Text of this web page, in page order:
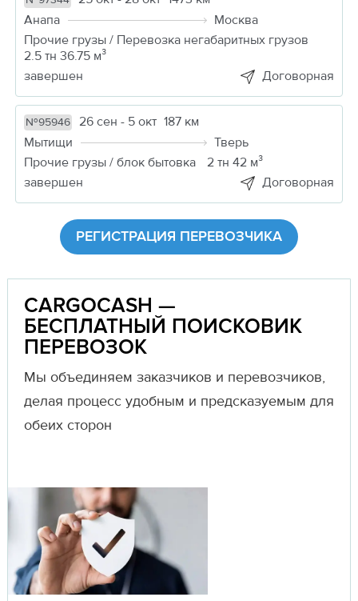
Анапа
Москва
Прочие грузы / Перевозка негабаритных грузов
2.5 тн 36.75 м³
завершен
Договорная
№95946 26 сен - 5 окт 187 км
Мытищи
Тверь
Прочие грузы / блок бытовка
2 тн 42 м³
завершен
Договорная
РЕГИСТРАЦИЯ ПЕРЕВОЗЧИКА
CARGOCASH —
БЕСПЛАТНЫЙ ПОИСКОВИК
ПЕРЕВОЗОК
Мы объединяем заказчиков и перевозчиков,
делая процесс удобным и предсказуемым для
обеих сторон